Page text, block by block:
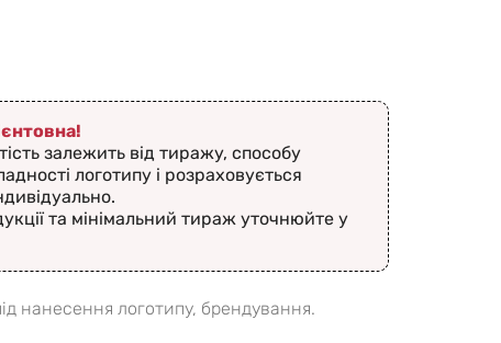
залежить від тиражу, способу
логотипу і розраховується
та мінімальний тираж уточнюйте у
нанесення логотипу, брендування.